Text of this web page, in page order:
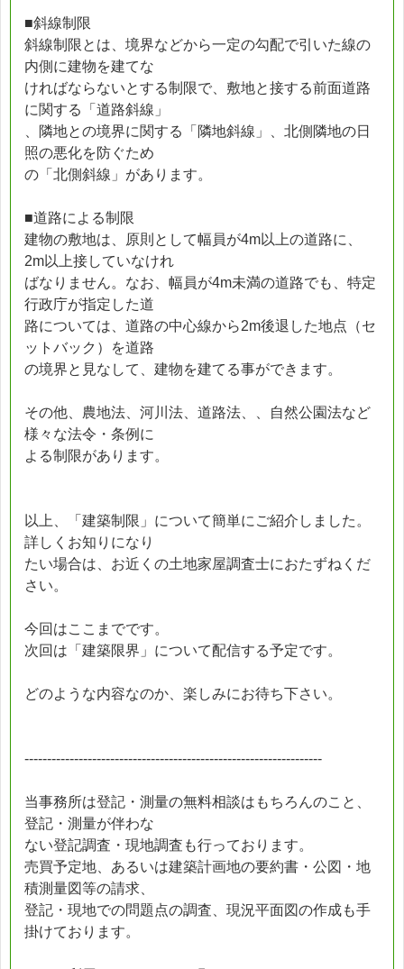
■斜線制限
斜線制限とは、境界などから一定の勾配で引いた線の
内側に建物を建てな
ければならないとする制限で、敷地と接する前面道路
に関する「道路斜線」
、隣地との境界に関する「隣地斜線」、北側隣地の日
照の悪化を防ぐため
の「北側斜線」があります。
■道路による制限
建物の敷地は、原則として幅員が4m以上の道路に、
2m以上接していなけれ
ばなりません。なお、幅員が4m未満の道路でも、特定
行政庁が指定した道
路については、道路の中心線から2m後退した地点（セ
ットバック）を道路
の境界と見なして、建物を建てる事ができます。
その他、農地法、河川法、道路法、、自然公園法など
様々な法令・条例に
よる制限があります。
以上、「建築制限」について簡単にご紹介しました。
詳しくお知りになり
たい場合は、お近くの土地家屋調査士におたずねくだ
さい。
今回はここまでです。
次回は「建築限界」について配信する予定です。
どのような内容なのか、楽しみにお待ち下さい。
------------------------------------------------------------------
当事務所は登記・測量の無料相談はもちろんのこと、
登記・測量が伴わな
ない登記調査・現地調査も行っております。
売買予定地、あるいは建築計画地の要約書・公図・地
積測量図等の請求、
登記・現地での問題点の調査、現況平面図の作成も手
掛けております。